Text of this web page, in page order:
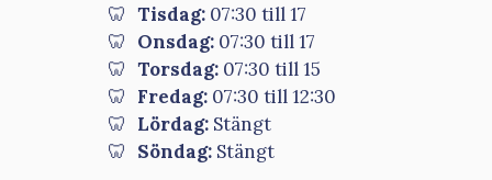
Tisdag: 07:30 till 17
Onsdag: 07:30 till 17
Torsdag: 07:30 till 15
Fredag: 07:30 till 12:30
Lördag: Stängt
Söndag: Stängt